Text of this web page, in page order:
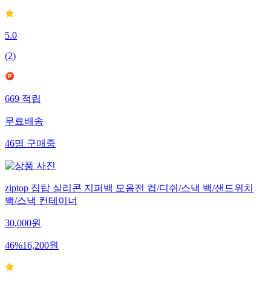
5.0
(2)
669 적립
무료배송
46명 구매중
ziptop 집탑 실리콘 지퍼백 모음전 컵/디쉬/스낵 백/샌드위치
백/스낵 컨테이너
30,000원
46%16,200원